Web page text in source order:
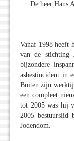
De heer Hans
Vanaf 1998 heeft
van de stichting
bijzondere
asbestincident in
Buiten zijn
een compleet
tot 2005 was hij
2005 bestuurslid
Jodendom.